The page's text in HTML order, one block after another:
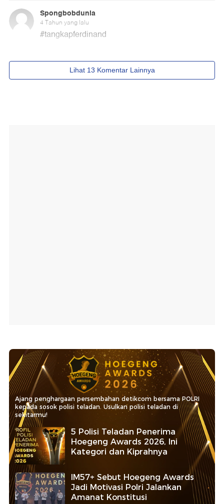
Ajang penghargaan persembahan detikcom bersama POLRI
kepada sosok polisi teladan. Usulkan polisi teladan di
sekitarmu!
5 Polisi Teladan Penerima
Hoegeng Awards 2026, Ini
Kategori dan Kiprahnya
IM57+ Sebut Hoegeng Awards
Jadi Motivasi Polri Jalankan
Amanat Konstitusi